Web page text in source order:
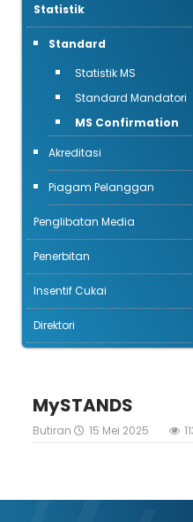
Statistik
Standard
Statistik MS
Standard Mandatori
MS Confirmation
Akreditasi
Piagam Pelanggan
Penglibatan Media
Penerbitan
Insentif Cukai
Direktori
MySTANDS
Butiran 15 Mei 2025